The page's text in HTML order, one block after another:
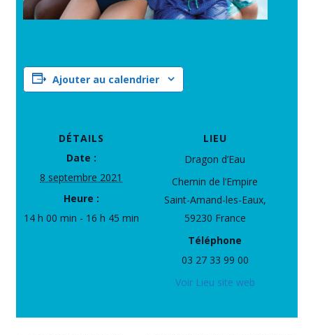
Ajouter au calendrier
DÉTAILS
Date :
8 septembre 2021
Heure :
14 h 00 min - 16 h 45 min
LIEU
Dragon d’Eau
Chemin de l’Empire
Saint-Amand-les-Eaux,
59230 France
Téléphone
03 27 33 99 00
Voir Lieu site web